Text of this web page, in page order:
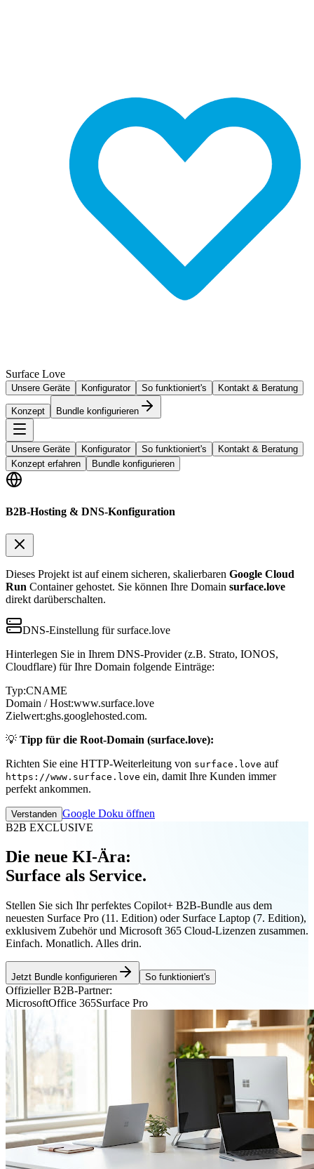
Surface Love
Unsere Geräte Konfigurator So funktioniert's Kontakt & Beratung
Konzept Bundle konfigurieren
Unsere Geräte Konfigurator So funktioniert's
Kontakt & Beratung
Konzept erfahren
Bundle konfigurieren
B2B-Hosting & DNS-Konfiguration
Dieses Projekt ist auf einem sicheren, skalierbaren Google Cloud
Run Container gehostet. Sie können Ihre Domain surface.love
direkt darüberschalten.
DNS-Einstellung für surface.love
Hinterlegen Sie in Ihrem DNS-Provider (z.B. Strato, IONOS,
Cloudflare) für Ihre Domain folgende Einträge:
Typ:CNAME
Domain / Host:www.surface.love
Zielwert:ghs.googlehosted.com.
💡 Tipp für die Root-Domain (surface.love):
Richten Sie eine HTTP-Weiterleitung von surface.love auf
https://www.surface.love ein, damit Ihre Kunden immer
perfekt ankommen.
Verstanden Google Doku öffnen
B2B EXCLUSIVE
Die neue KI-Ära:
Surface als Service.
Stellen Sie sich Ihr perfektes Copilot+ B2B-Bundle aus dem
neuesten Surface Pro (11. Edition) oder Surface Laptop (7. Edition),
exklusivem Zubehör und Microsoft 365 Cloud-Lizenzen zusammen.
Einfach. Monatlich. Alles drin.
Jetzt Bundle konfigurieren So funktioniert's
Offizieller B2B-Partner:
MicrosoftOffice 365Surface Pro